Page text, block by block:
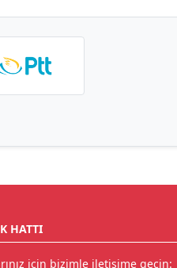
HATTI
için bizimle iletişime geçin: